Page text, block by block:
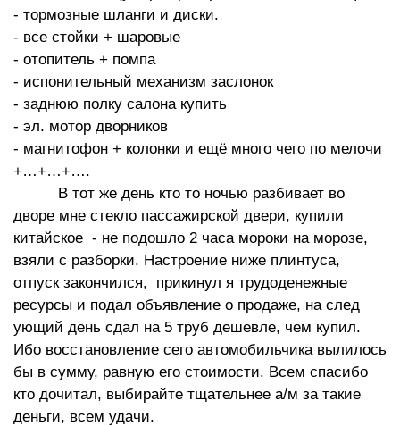
- тормозные шланги и диски.
- все стойки + шаровые
- отопитель + помпа
- испонительный механизм заслонок
- заднюю полку салона купить
- эл. мотор дворников
- магнитофон + колонки и ещё много чего по мелочи
+…+…+….
В тот же день кто то ночью разбивает во
дворе мне стекло пассажирской двери, купили
китайское - не подошло 2 часа мороки на морозе,
взяли с разборки. Настроение ниже плинтуса,
отпуск закончился, прикинул я трудоденежные
ресурсы и подал объявление о продаже, на след
ующий день сдал на 5 труб дешевле, чем купил.
Ибо восстановление сего автомобильчика вылилось
бы в сумму, равную его стоимости. Всем спасибо
кто дочитал, выбирайте тщательнее а/м за такие
деньги, всем удачи.